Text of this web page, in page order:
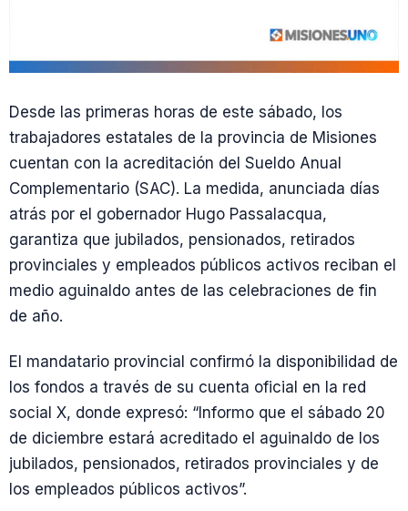
Desde las primeras horas de este sábado, los
trabajadores estatales de la provincia de Misiones
cuentan con la acreditación del Sueldo Anual
Complementario (SAC). La medida, anunciada días
atrás por el gobernador Hugo Passalacqua,
garantiza que jubilados, pensionados, retirados
provinciales y empleados públicos activos reciban el
medio aguinaldo antes de las celebraciones de fin
de año.
El mandatario provincial confirmó la disponibilidad de
los fondos a través de su cuenta oficial en la red
social X, donde expresó: “Informo que el sábado 20
de diciembre estará acreditado el aguinaldo de los
jubilados, pensionados, retirados provinciales y de
los empleados públicos activos”.